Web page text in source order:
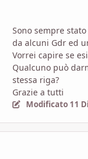
Sono sempre
da alcuni Gdr ed
Vorrei capire se
Qualcuno può
stessa riga?
Grazie a tutti
Modificato 11